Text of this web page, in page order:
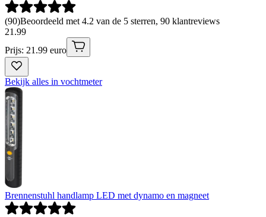
(90)Beoordeeld met 4.2 van de 5 sterren, 90 klantreviews
21 .99
Prijs: 21.99 euro
Bekijk alles in vochtmeter
Brennenstuhl handlamp LED met dynamo en magneet